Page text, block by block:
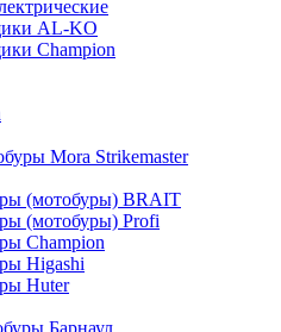
AL-KO
Champion
Mora Strikemaster
(мотобуры) BRAIT
(мотобуры) Profi
Champion
Higashi
Huter
Барнаул